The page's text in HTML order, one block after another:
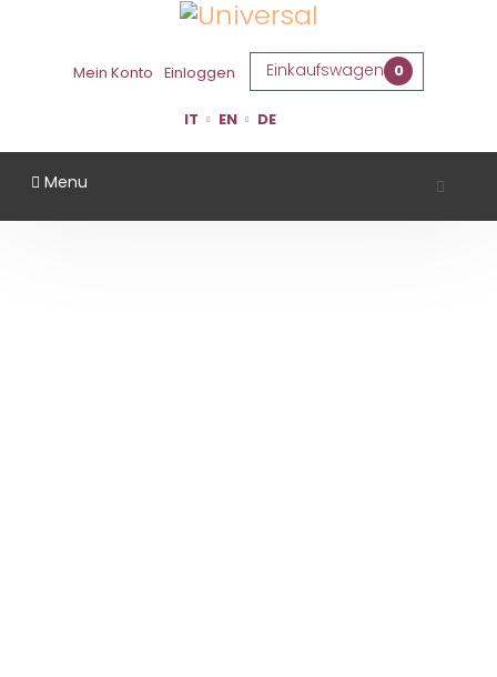
Mein Konto Einloggen Einkaufswagen 0
IT EN DE
Menu